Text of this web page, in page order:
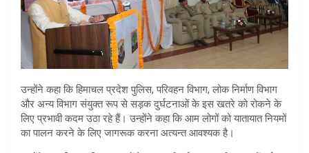
उन्होंने कहा कि हिमाचल प्रदेश पुलिस, परिवहन विभाग, लोक निर्माण विभाग
और अन्य विभाग संयुक्त रूप से सड़क दुर्घटनाओं के इस खतरे को रोकने के
लिए प्रभावी कदम उठा रहे हैं। उन्होंने कहा कि आम लोगों को यातायात नियमों
का पालन करने के लिए जागरूक करना अत्यन्त आवश्यक है।